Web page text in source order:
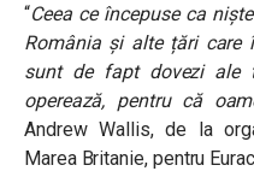
“Ceea ce începuse ca
România și alte țări care
sunt de fapt dovezi ale
operează, pentru că
Andrew Wallis, de la
Marea Britanie, pentru